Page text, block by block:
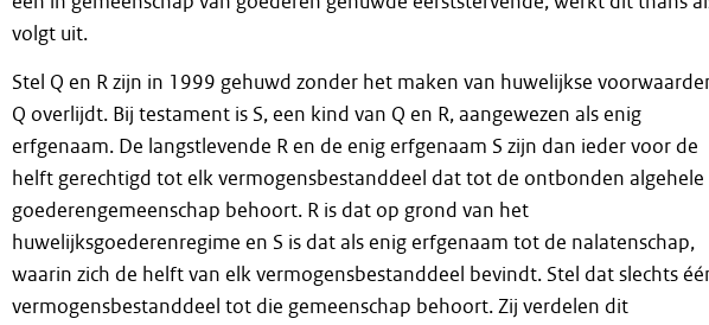
volgt uit.
Stel Q en R zijn in 1999 gehuwd zonder het maken van huwelijkse
Q overlijdt. Bij testament is S, een kind van Q en R, aangewezen als enig
erfgenaam. De langstlevende R en de enig erfgenaam S zijn dan ieder voor de
helft gerechtigd tot elk vermogensbestanddeel dat tot de ontbonden algehele
goederengemeenschap behoort. R is dat op grond van het
huwelijksgoederenregime en S is dat als enig erfgenaam tot de nalatenschap,
waarin zich de helft van elk vermogensbestanddeel bevindt. Stel dat slechts
vermogensbestanddeel tot die gemeenschap behoort. Zij verdelen dit